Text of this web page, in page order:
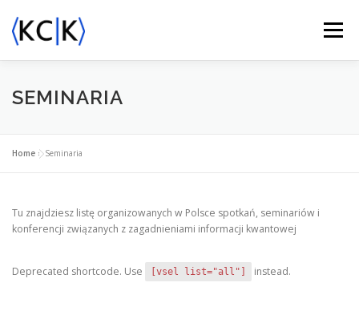
treści
Menu
O NAS AKTYWNOŚĆ
WYDARZENIA
SEMINARIA
Home »Seminaria
Tu znajdziesz listę organizowanych w Polsce spotkań, seminariów i
konferencji związanych z zagadnieniami informacji kwantowej
Deprecated shortcode. Use [vsel list="all"] instead.